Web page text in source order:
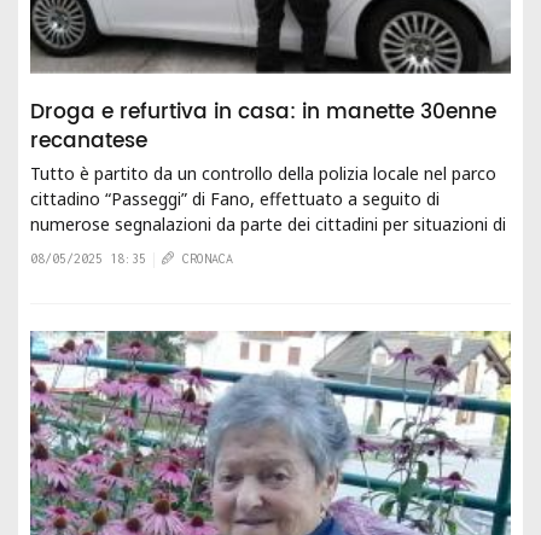
Droga e refurtiva in casa: in manette 30enne
recanatese
Tutto è partito da un controllo della polizia locale nel parco
cittadino “Passeggi” di Fano, effettuato a seguito di
numerose segnalazioni da parte dei cittadini per situazioni di
degrado e disturbo della quiete...
08/05/2025 18:35 CRONACA